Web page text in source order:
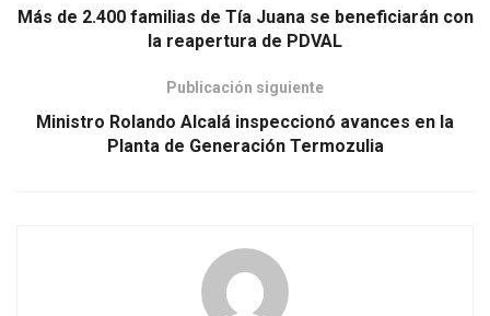
Más de 2.400 familias de Tía Juana se beneficiarán con
la reapertura de PDVAL
Publicación siguiente
Ministro Rolando Alcalá inspeccionó avances en la
Planta de Generación Termozulia